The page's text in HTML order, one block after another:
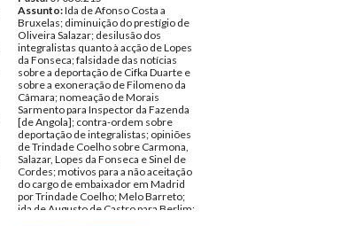
Assunto:Ida de Afonso Costa a
Bruxelas; diminuição do prestígio de
Oliveira Salazar; desilusão dos
integralistas quanto à acção de Lopes
da Fonseca; falsidade das notícias
sobre a deportação de Cifka Duarte e
sobre a exoneração de Filomeno da
Câmara; nomeação de Morais
Sarmento para Inspector da Fazenda
[de Angola]; contra-ordem sobre
deportação de integralistas; opiniões
de Trindade Coelho sobre Carmona,
Salazar, Lopes da Fonseca e Sinel de
Cordes; motivos para a não aceitação
do cargo de embaixador em Madrid
por Trindade Coelho; Melo Barreto;
ida de Augusto de Castro para Berlim;